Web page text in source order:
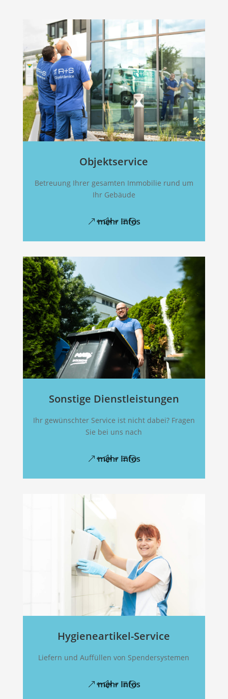
Objektservice
Betreuung Ihrer gesamten Immobilie rund um
Ihr Gebäude
mehr Infos
Sonstige Dienstleistungen
Ihr gewünschter Service ist nicht dabei? Fragen
Sie bei uns nach
mehr Infos
Hygieneartikel-Service
Liefern und Auffüllen von Spendersystemen
mehr Infos